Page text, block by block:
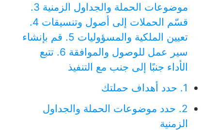
موضوعات الحملة والجداول الزمنية
3.
قسّم الحملات إلى أصول وتنسيقات
4.
تعيين الملكية والمسؤوليات
5. قم بإنشاء
سير عمل للوصول والموافقة
6. تتبع
الأداء جنبًا إلى جنب مع التنفيذ
1. حدد أهداف حملتك
2. حدد موضوعات الحملة والجداول
الزمنية